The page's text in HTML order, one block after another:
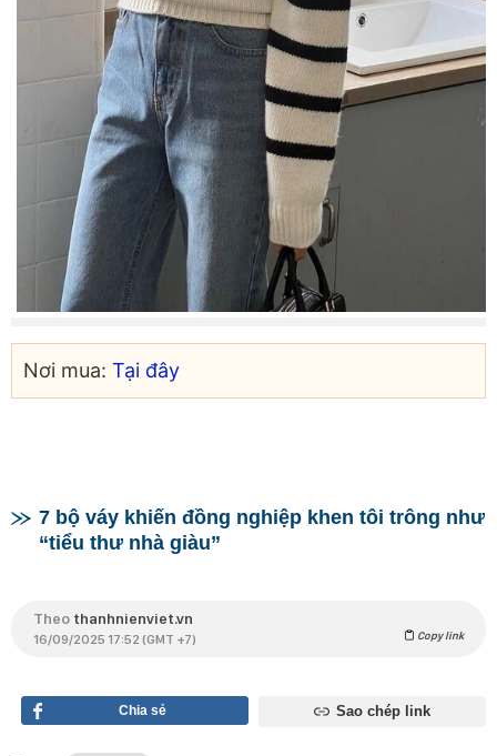
Nơi mua: Tại đây
7 bộ váy khiến đồng nghiệp khen tôi trông như
“tiểu thư nhà giàu”
Theo thanhnienviet.vn
16/09/2025 17:52 (GMT +7) Copy link
Chia sẻ Sao chép link